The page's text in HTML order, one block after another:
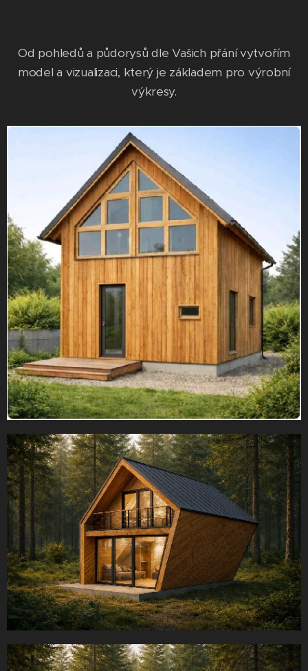
Od pohledů a půdorysů dle Vašich přání vytvořím
model a vizualizaci, který je základem pro výrobní
výkresy.